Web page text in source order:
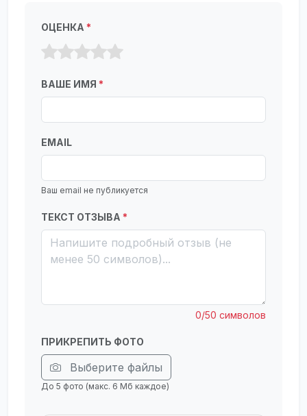
ОЦЕНКА *
ВАШЕ ИМЯ *
EMAIL
Ваш email не публикуется
ТЕКСТ ОТЗЫВА *
0/50 символов
ПРИКРЕПИТЬ ФОТО
Выберите файлы
До 5 фото (макс. 6 Мб каждое)